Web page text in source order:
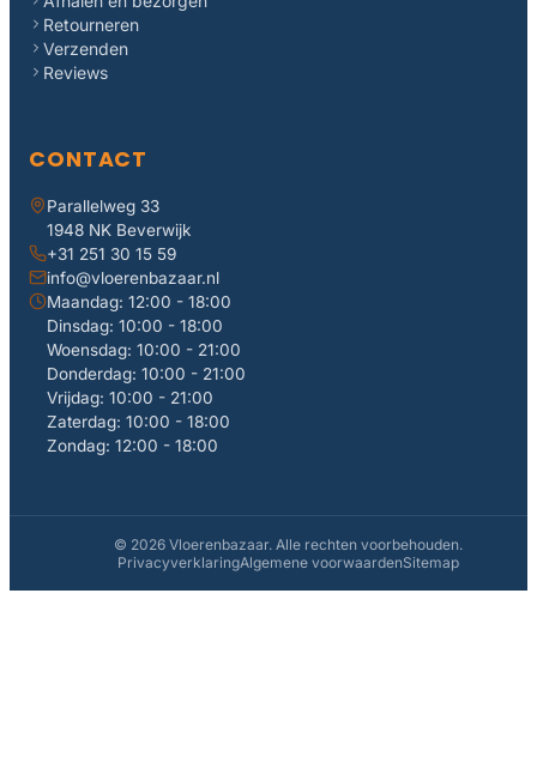
Retourneren
Verzenden
Reviews
CONTACT
Parallelweg 33
1948 NK Beverwijk
+31 251 30 15 59
info@vloerenbazaar.nl
Maandag: 12:00 - 18:00
Dinsdag: 10:00 - 18:00
Woensdag: 10:00 - 21:00
Donderdag: 10:00 - 21:00
Vrijdag: 10:00 - 21:00
Zaterdag: 10:00 - 18:00
Zondag: 12:00 - 18:00
© 2026 Vloerenbazaar. Alle rechten voorbehouden.
PrivacyverklaringAlgemene voorwaardenSitemap